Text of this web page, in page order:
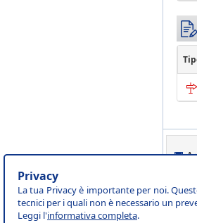
Privacy
La tua Privacy è importante per noi.
tecnici per i quali non è necessario un
Leggi l'informativa completa.